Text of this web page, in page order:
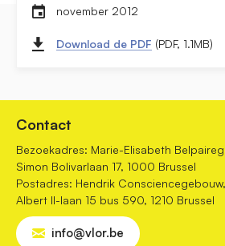
november 2012
Download de PDF (PDF, 1.1MB)
Contact
Bezoekadres: Marie-Elisabeth
Simon Bolivarlaan 17, 1000 Brussel
Postadres: Hendrik
Albert II-laan 15 bus 590, 1210 Brussel
info@vlor.be